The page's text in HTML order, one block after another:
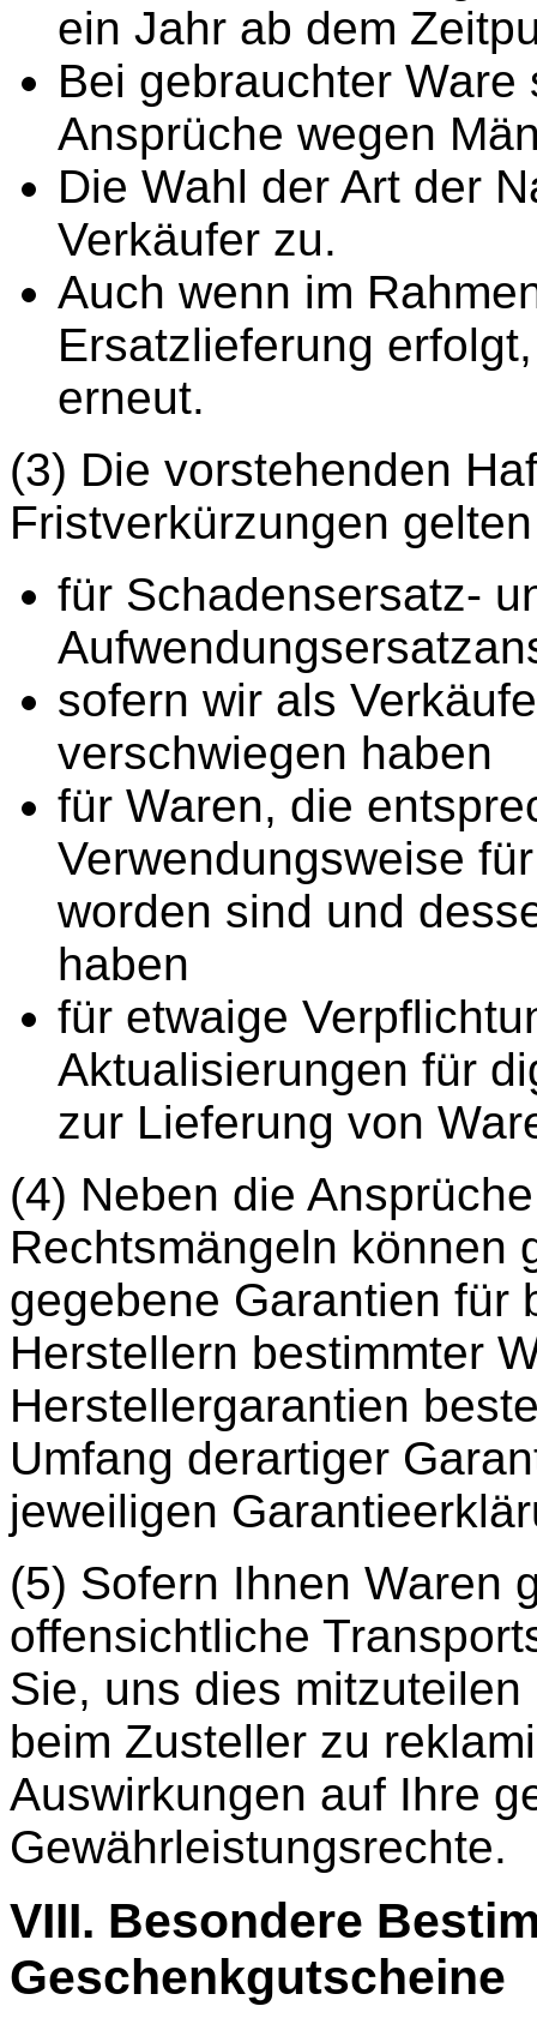
ein Jahr ab dem
Bei gebrauchter
Ansprüche wegen
Die Wahl der Art der
Verkäufer zu.
Auch wenn im
Ersatzlieferung
erneut.
(3) Die vorstehenden
Fristverkürzungen
für Schadensersatz-
sofern wir als
verschwiegen haben
für Waren, die
Verwendungsweise
worden sind und
haben
für etwaige
Aktualisierungen für
zur Lieferung von
(4) Neben die
Rechtsmängeln können
gegebene Garantien für
Herstellern bestimmter
Herstellergarantien
Umfang derartiger
jeweiligen
(5) Sofern Ihnen Waren
offensichtliche
Sie, uns dies
beim Zusteller zu
Auswirkungen auf Ihre
Gewährleistungsrechte.
VIII. Besondere
Geschenkgutscheine